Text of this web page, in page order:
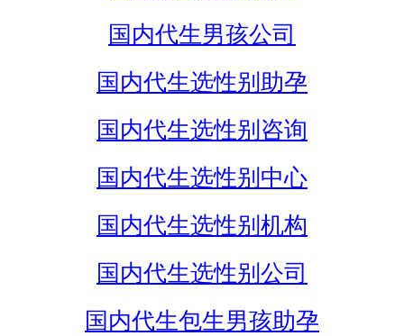
国内代生男孩公司
国内代生选性别助孕
国内代生选性别咨询
国内代生选性别中心
国内代生选性别机构
国内代生选性别公司
国内代生包生男孩助孕